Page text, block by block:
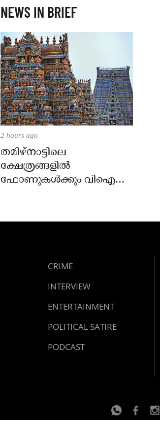
NEWS IN BRIEF
2 hours ago
തമിഴ്‌നാട്ടിലെ
ക്ഷേത്രങ്ങളിൽ
ഫോണുകൾക്കും വിഐപി
നിലവിൽ വരും
CRIME
INTERVIEW
ENTERTAINMENT
POLITICAL SATIRE
PODCAST